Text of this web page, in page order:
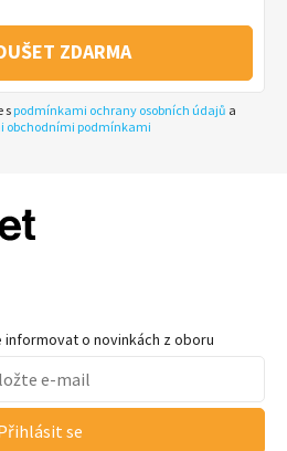
ZDARMA
s podmínkami ochrany osobních údajů a
obchodními podmínkami
o novinkách z oboru
se